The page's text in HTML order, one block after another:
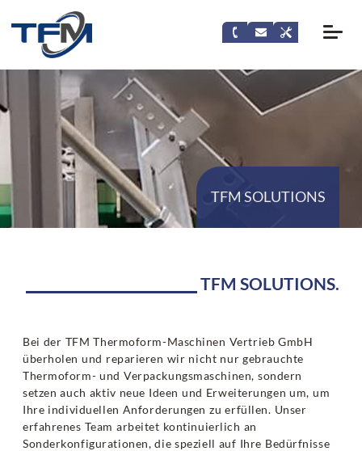
TFM SOLUTIONS
TFM SOLUTIONS.
Bei der TFM Thermoform-Maschinen Vertrieb GmbH
überholen und reparieren wir nicht nur gebrauchte
Thermoform- und Verpackungsmaschinen, sondern
setzen auch aktiv neue Ideen und Erweiterungen um, um
Ihre individuellen Anforderungen zu erfüllen. Unser
erfahrenes Team arbeitet kontinuierlich an
Sonderkonfigurationen, die speziell auf Ihre Bedürfnisse